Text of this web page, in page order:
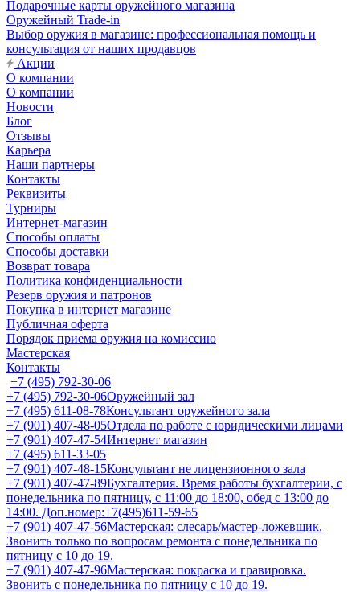
Подарочные карты оружейного магазина
Оружейный Trade-in
Выбор оружия в магазине: профессиональная помощь и
консультация от наших продавцов
Акции
О компании
О компании
Новости
Блог
Отзывы
Карьера
Наши партнеры
Контакты
Реквизиты
Турниры
Интернет-магазин
Способы оплаты
Способы доставки
Возврат товара
Политика конфиденциальности
Резерв оружия и патронов
Покупка в интернет магазине
Публичная оферта
Порядок приема оружия на комиссию
Мастерская
Контакты
+7 (495) 792-30-06
+7 (495) 792-30-06Оружейный зал
+7 (495) 611-08-78Консультант оружейного зала
+7 (901) 407-48-05Отдела по работе с юридическими лицами
+7 (901) 407-47-54Интернет магазин
+7 (495) 611-33-05
+7 (901) 407-48-15Консультант не лицензионного зала
+7 (901) 407-47-89Бухгалтерия. Время работы бухгалтерии, с
понедельника по пятницу, с 11:00 до 18:00, обед с 13:00 до
14:00. Доп.номер:+7(495)611-59-65
+7 (901) 407-47-56Мастерская: слесарь/мастер-ложевщик.
Звонить только по вопросам ремонта с понедельника по
пятницу с 10 до 19.
+7 (901) 407-47-96Мастерская: покраска и гравировка.
Звонить с понедельника по пятницу с 10 до 19.